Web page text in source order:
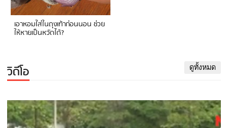
เอาหอมใส่ในถุงเท้าก่อนนอน ช่วย
ให้หายเป็นหวัดได้?
วิดีโอ ดูทั้งหมด